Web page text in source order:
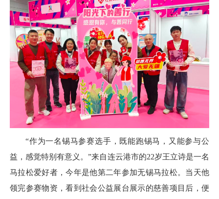
“作为一名锡马参赛选手，既能跑锡马，又能参与公
益，感觉特别有意义。”来自连云港市的22岁王立诗是一名
马拉松爱好者，今年是他第二年参加无锡马拉松。当天他
领完参赛物资，看到社会公益展台展示的慈善项目后，便